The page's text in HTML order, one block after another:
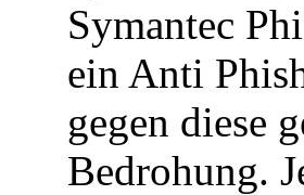
Symantec
ein Anti
gegen diese
Bedrohung.